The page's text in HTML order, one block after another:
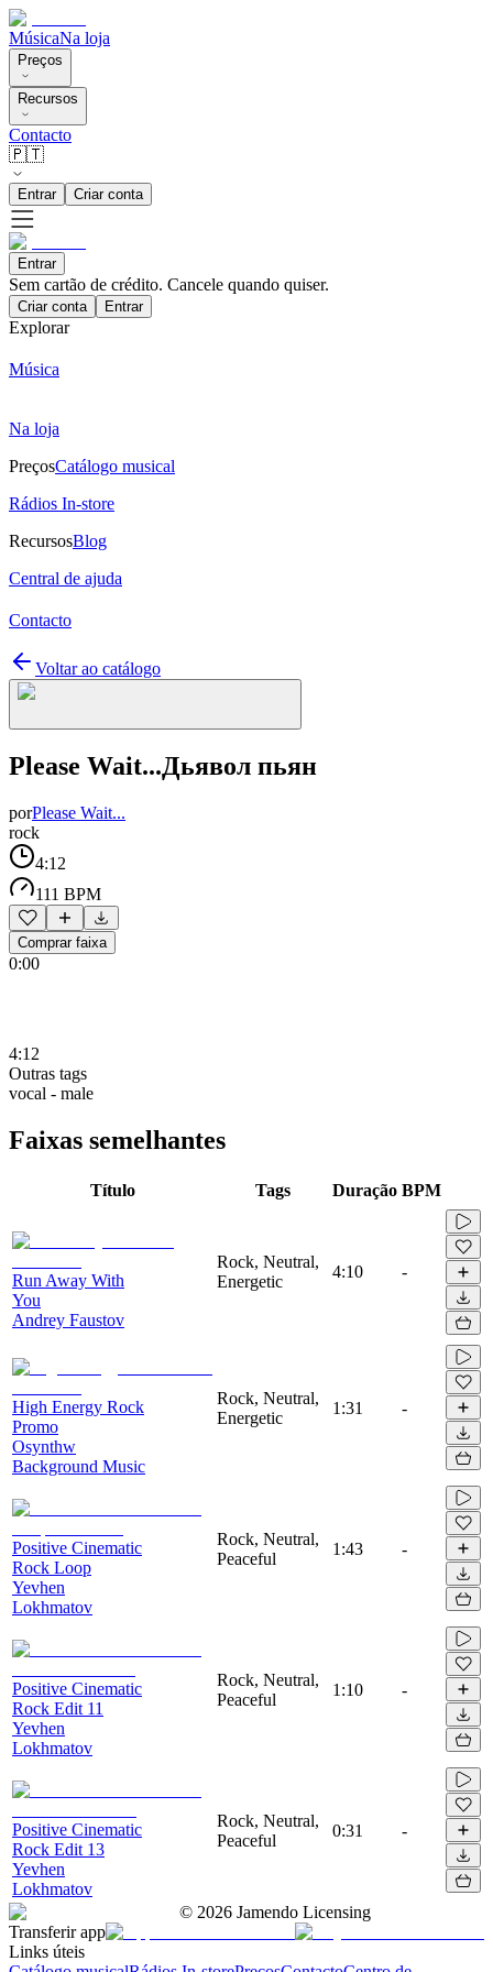
MúsicaNa loja
Preços
Recursos
Contacto
🇵🇹
Entrar Criar conta
Entrar
Sem cartão de crédito. Cancele quando quiser.
Criar conta Entrar
Explorar
Música
Na loja
PreçosCatálogo musical
Rádios In-store
RecursosBlog
Central de ajuda
Contacto
Voltar ao catálogo
Please Wait...Дьявол пьян
porPlease Wait...
rock
4:12
111 BPM
Comprar faixa
0:00
4:12
Outras tags
vocal - male
Faixas semelhantes
Título Tags Duração BPM
Run Away With
You
Andrey Faustov
Rock, Neutral,
Energetic
4:10 -
High Energy Rock
Promo
Osynthw
Background Music
Rock, Neutral,
Energetic
1:31 -
Positive Cinematic
Rock Loop
Yevhen
Lokhmatov
Rock, Neutral,
Peaceful
1:43 -
Positive Cinematic
Rock Edit 11
Yevhen
Lokhmatov
Rock, Neutral,
Peaceful
1:10 -
Positive Cinematic
Rock Edit 13
Yevhen
Lokhmatov
Rock, Neutral,
Peaceful
0:31 -
© 2026 Jamendo Licensing
Transferir app
Links úteis